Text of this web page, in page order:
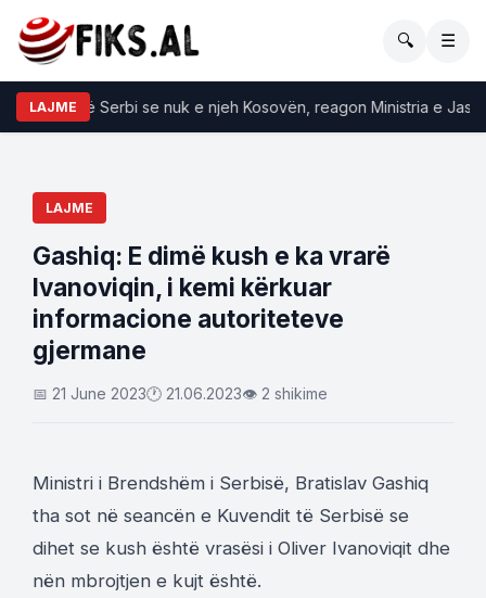
🔍 ☰
LAJME
tha në Serbi se nuk e njeh Kosovën, reagon Ministria e
LAJME
Gashiq: E dimë kush e ka vrarë
Ivanoviqin, i kemi kërkuar
informacione autoriteteve
gjermane
📅 21 June 2023🕐 21.06.2023👁 2 shikime
Ministri i Brendshëm i Serbisë, Bratislav Gashiq
tha sot në seancën e Kuvendit të Serbisë se
dihet se kush është vrasësi i Oliver Ivanoviqit dhe
nën mbrojtjen e kujt është.